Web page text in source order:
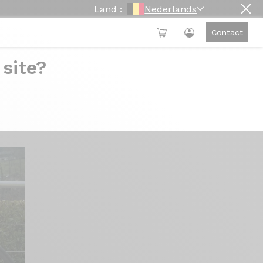
Land : Nederlands
Contact